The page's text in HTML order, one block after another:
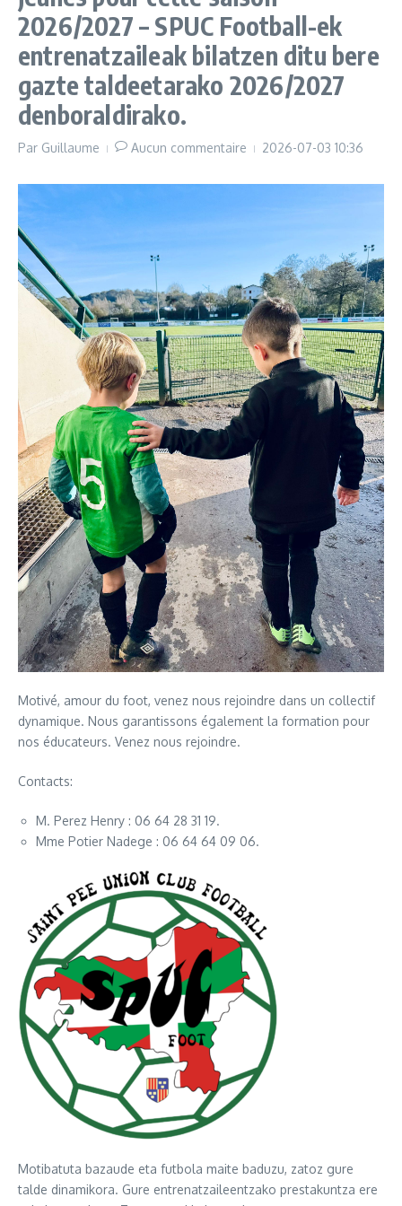
YouTube)
2026/2027 – SPUC Football-ek
entrenatzaileak bilatzen ditu bere
gazte taldeetarako 2026/2027
denboraldirako.
Par Guillaume Aucun commentaire 2026-07-03 10:36
Motivé, amour du foot, venez nous rejoindre dans un collectif
dynamique. Nous garantissons également la formation pour
nos éducateurs. Venez nous rejoindre.
Contacts:
M. Perez Henry : 06 64 28 31 19.
Mme Potier Nadege : 06 64 64 09 06.
Motibatuta bazaude eta futbola maite baduzu, zatoz gure
talde dinamikora. Gure entrenatzaileentzako prestakuntza ere